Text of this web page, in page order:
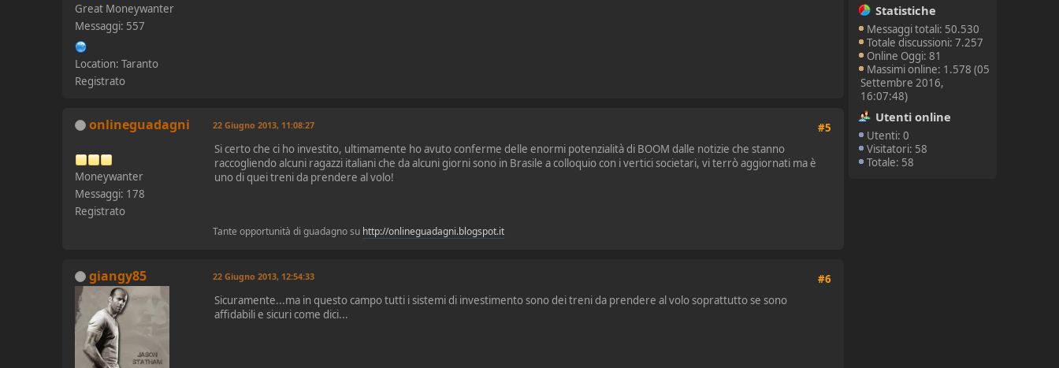
Statistiche
Messaggi totali: 50.530
Totale discussioni: 7.257
Online Oggi: 81
Massimi online: 1.578 (05
Settembre 2016,
16:07:48)
Utenti online
Utenti: 0
Visitatori: 58
Totale: 58
Great Moneywanter
Messaggi: 557
Location: Taranto
Registrato
onlineguadagni
Moneywanter
Messaggi: 178
Registrato
#5
22 Giugno 2013, 11:08:27
Si certo che ci ho investito, ultimamente ho avuto conferme delle enormi potenzialità di BOOM dalle notizie che stanno
raccogliendo alcuni ragazzi italiani che da alcuni giorni sono in Brasile a colloquio con i vertici societari, vi terrò aggiornati ma è
uno di quei treni da prendere al volo!
Tante opportunità di guadagno su http://onlineguadagni.blogspot.it
giangy85 #6
22 Giugno 2013, 12:54:33
Sicuramente...ma in questo campo tutti i sistemi di investimento sono dei treni da prendere al volo soprattutto se sono
affidabili e sicuri come dici...